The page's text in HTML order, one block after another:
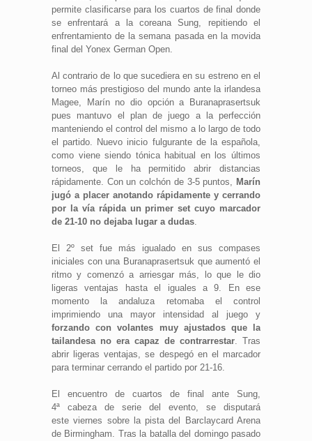
permite clasificarse para los cuartos de final donde
se enfrentará a la coreana Sung, repitiendo el
enfrentamiento de la semana pasada en la movida
final del Yonex German Open.
Al contrario de lo que sucediera en su estreno en el
torneo más prestigioso del mundo ante la irlandesa
Magee, Marín no dio opción a Buranaprasertsuk
pues mantuvo el plan de juego a la perfección
manteniendo el control del mismo a lo largo de todo
el partido. Nuevo inicio fulgurante de la española,
como viene siendo tónica habitual en los últimos
torneos, que le ha permitido abrir distancias
rápidamente. Con un colchón de 3-5 puntos, Marín
jugó a placer anotando rápidamente y cerrando
por la vía rápida un primer set cuyo marcador
de 21-10 no dejaba lugar a dudas.
El 2º set fue más igualado en sus compases
iniciales con una Buranaprasertsuk que aumentó el
ritmo y comenzó a arriesgar más, lo que le dio
ligeras ventajas hasta el iguales a 9. En ese
momento la andaluza retomaba el control
imprimiendo una mayor intensidad al juego y
forzando con volantes muy ajustados que la
tailandesa no era capaz de contrarrestar. Tras
abrir ligeras ventajas, se despegó en el marcador
para terminar cerrando el partido por 21-16.
El encuentro de cuartos de final ante Sung,
4ª cabeza de serie del evento, se disputará
este viernes sobre la pista del Barclaycard Arena
de Birmingham. Tras la batalla del domingo pasado